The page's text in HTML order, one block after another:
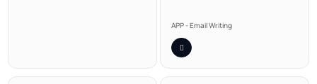
APP - Email Writing